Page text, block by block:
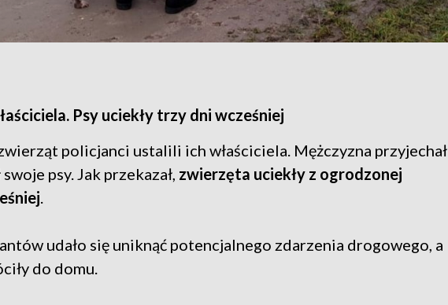
Psy uciekły trzy dni wcześniej
policjanci ustalili ich właściciela. Mężczyzna przyjechał
psy. Jak przekazał, zwierzęta uciekły z ogrodzonej
.
udało się uniknąć potencjalnego zdarzenia drogowego, a
do domu.